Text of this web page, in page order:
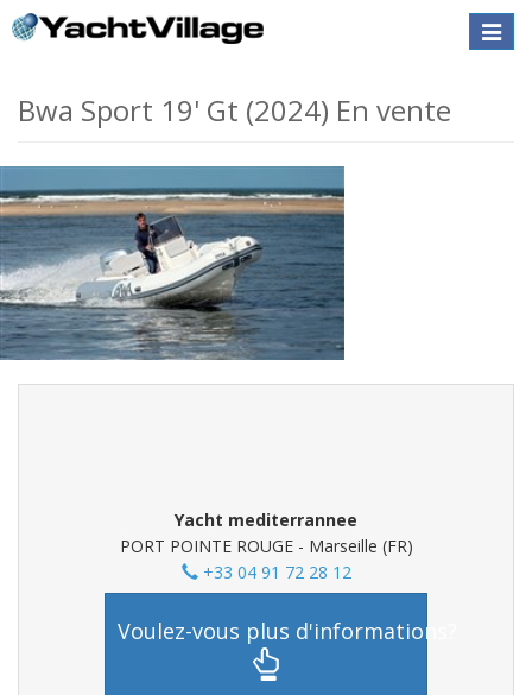
Toggle
Bwa Sport 19' Gt (2024) En vente
Yacht mediterrannee
PORT POINTE ROUGE - Marseille (FR)
+33 04 91 72 28 12
Voulez-vous plus d'informations?